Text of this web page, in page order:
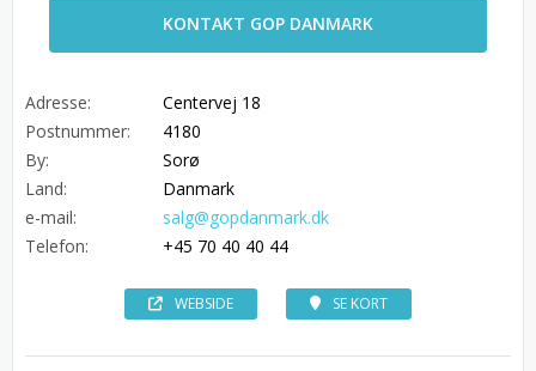
KONTAKT GOP DANMARK
Adresse:
Centervej 18
Postnummer:
4180
By:
Sorø
Land:
Danmark
e-mail:
salg@gopdanmark.dk
Telefon:
+45 70 40 40 44
WEBSIDE SE KORT